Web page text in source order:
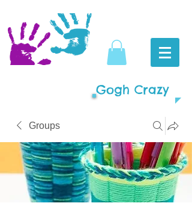
Gogh Crazy
Groups